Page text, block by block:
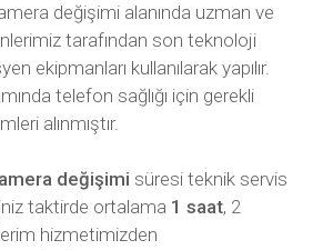
değişimi alanında uzman ve
tarafından son teknoloji
ekipmanları kullanılarak yapılır.
telefon sağlığı için gerekli
alınmıştır.
değişimi süresi teknik servis
taktirde ortalama 1 saat, 2
hizmetimizden